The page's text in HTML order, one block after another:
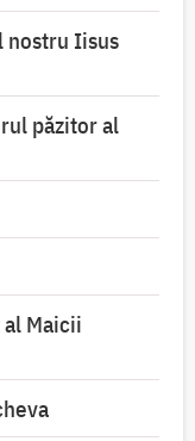
nostru Iisus
păzitor al
Maicii